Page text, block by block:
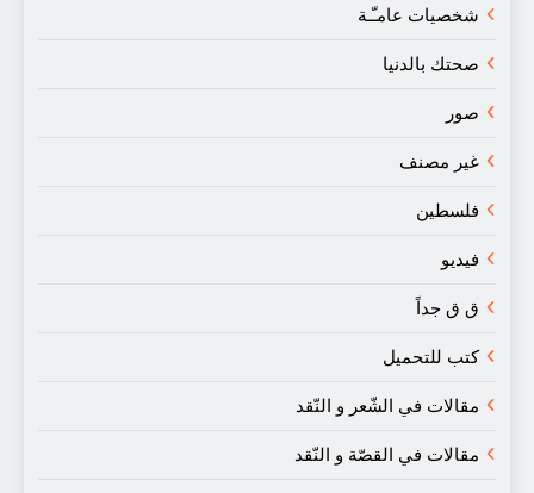
شخصيات عامـّـة
صحتك بالدنيا
صور
غير مصنف
فلسطين
فيديو
ق ق جداً
كتب للتحميل
مقالات في الشّعر و النّقد
مقالات في القصّة و النّقد